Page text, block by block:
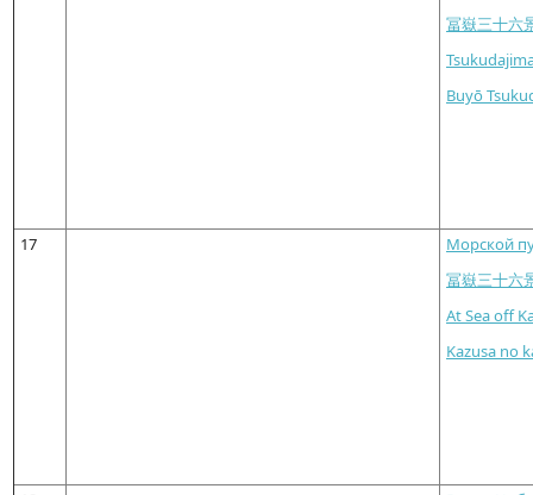
冨嶽三十
Buyō
17
Морской
冨嶽三十
At Sea off
Kazusa no